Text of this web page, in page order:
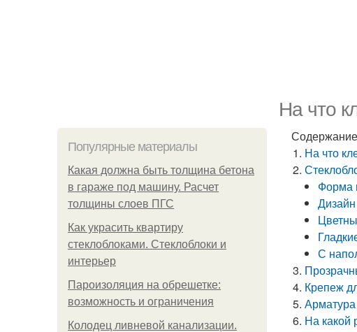
На что
Популярные материалы
Какая должна быть толщина бетона
в гараже под машину. Расчет
толщины слоев ПГС
Как украсить квартиру
стеклоблоками. Стеклоблоки и
интерьер
Пароизоляция на обрешетке:
возможность и ограничения
Колодец ливневой канализации.
Содержание
На что
Форма
С
Крепеж
Арматура
На какой